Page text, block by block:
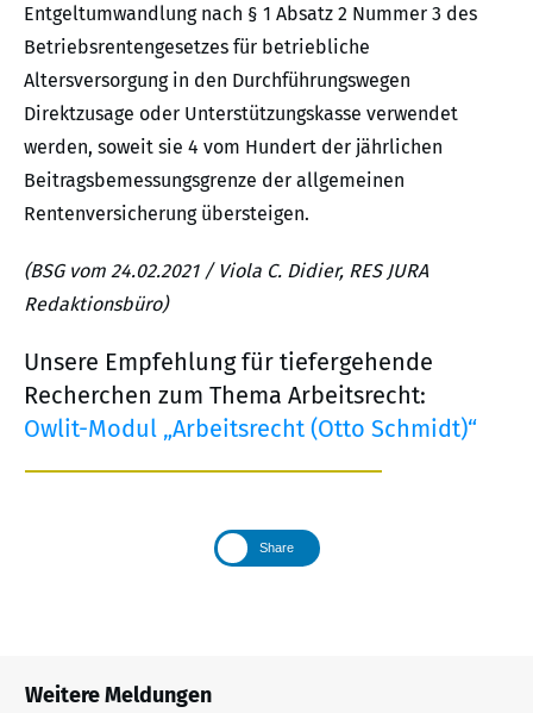
Entgeltumwandlung nach § 1 Absatz 2 Nummer 3 des
Betriebsrentengesetzes für betriebliche
Altersversorgung in den Durchführungswegen
Direktzusage oder Unterstützungskasse verwendet
werden, soweit sie 4 vom Hundert der jährlichen
Beitragsbemessungsgrenze der allgemeinen
Rentenversicherung übersteigen.
(BSG vom 24.02.2021 / Viola C. Didier, RES JURA
Redaktionsbüro)
Unsere Empfehlung für tiefergehende
Recherchen zum Thema Arbeitsrecht:
Owlit-Modul „Arbeitsrecht (Otto Schmidt)“
Share
Weitere Meldungen